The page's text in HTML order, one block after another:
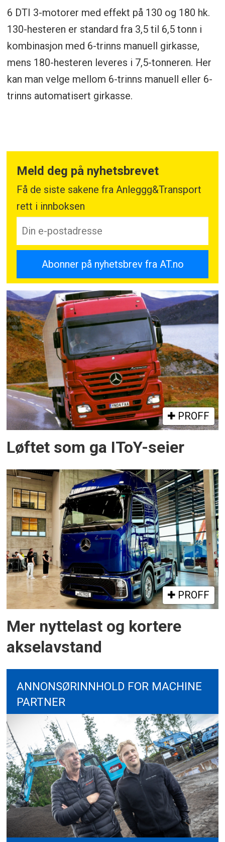
6 DTI 3-motorer med effekt på 130 og 180 hk.
130-hesteren er standard fra 3,5 til 6,5 tonn i
kombinasjon med 6-trinns manuell girkasse,
mens 180-hesteren leveres i 7,5-tonneren. Her
kan man velge mellom 6-trinns manuell eller 6-
trinns automatisert girkasse.
Meld deg på nyhetsbrevet
Få de siste sakene fra Anleggg&Transport
rett i innboksen
PROFF
Løftet som ga IToY-seier
PROFF
Mer nyttelast og kortere
akselavstand
ANNONSØRINNHOLD FOR MACHINE
PARTNER